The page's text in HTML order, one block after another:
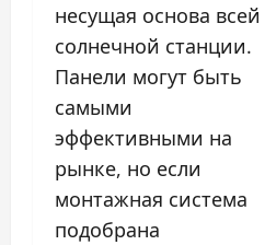
несущая основа всей
солнечной станции.
Панели могут быть
самыми
эффективными на
рынке, но если
монтажная система
подобрана